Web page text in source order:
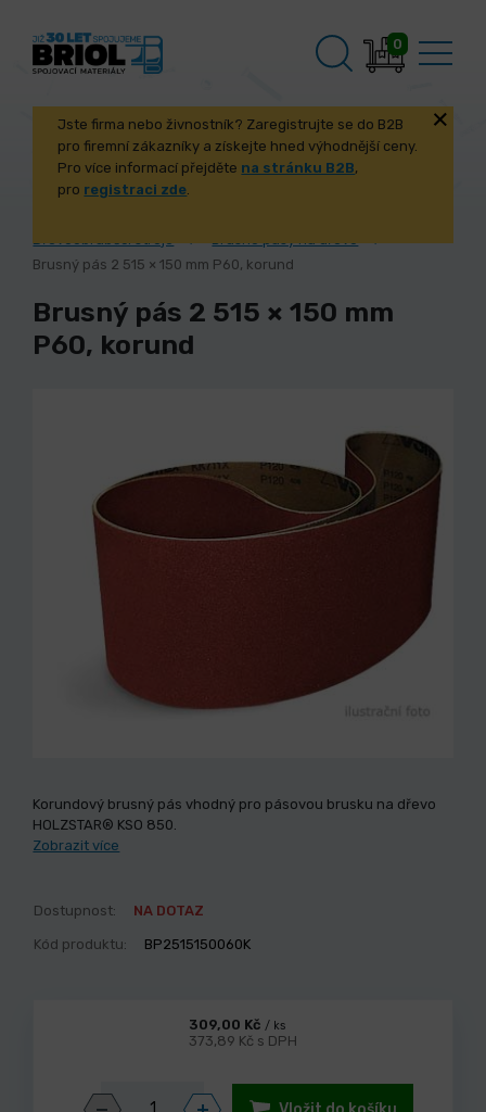
0
Jste firma nebo živnostník? Zaregistrujte se do B2B
pro firemní zákazníky a získejte hned výhodnější ceny.
Pro více informací přejděte na stránku B2B,
pro registraci zde.
Dřevoobráběcí stroje
Brusné pásy na dřevo
Brusný pás 2 515 × 150 mm P60, korund
Brusný pás 2 515 × 150 mm
P60, korund
Korundový brusný pás vhodný pro pásovou brusku na dřevo
HOLZSTAR® KSO 850.
Zobrazit více
Dostupnost: NA DOTAZ
Kód produktu: BP2515150060K
309,00 Kč / ks
373,89 Kč s DPH